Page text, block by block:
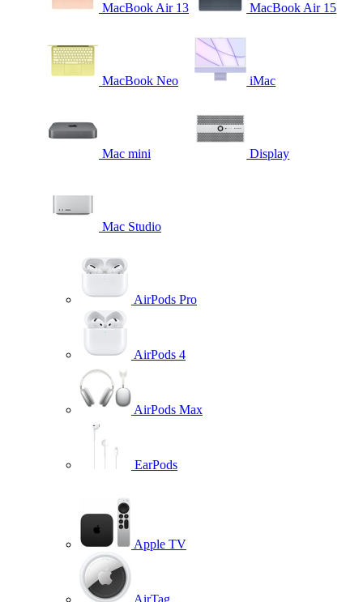
MacBook Air 13 MacBook Air 15
MacBook Neo iMac
Mac mini Display
Mac Studio
AirPods Pro
AirPods 4
AirPods Max
EarPods
Apple TV